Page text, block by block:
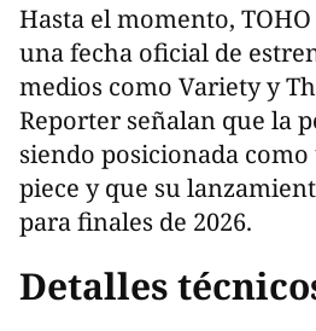
Hasta el momento,
una fecha oficial de
medios como Variety y
Reporter señalan que la
siendo posicionada
piece y que su
para finales de 2026.
Detalles